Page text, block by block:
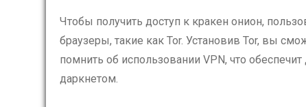
Чтобы получить доступ к кракен онион,
браузеры, такие как Tor. Установив Tor, вы
помнить об использовании VPN, что
даркнетом.